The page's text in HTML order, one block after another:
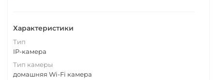
Характеристики
Тип
IP-камера
Тип камеры
домашняя Wi-Fi камера